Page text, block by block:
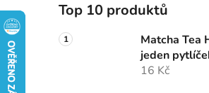
o
s
t
Top 10 produktů
Matcha Tea
jeden
16 Kč